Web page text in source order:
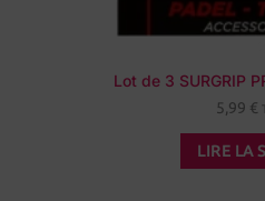
Lot de 3 SURGRIP
5,99 €
LIRE LA